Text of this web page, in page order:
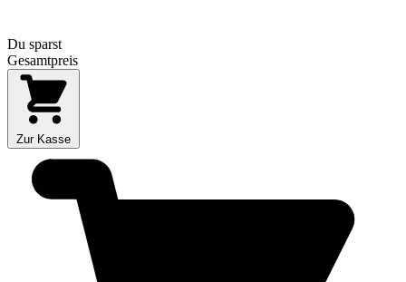
Du sparst
Gesamtpreis
Zur Kasse